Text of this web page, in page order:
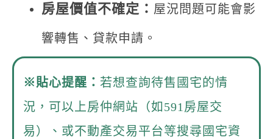
房屋價值不確定： 屋況問題可能會影
響轉售、貸款申請。
※貼心提醒： 若想查詢待售國宅的情
況，可以上房仲網站（如591房屋交
易）、或不動產交易平台等搜尋國宅資